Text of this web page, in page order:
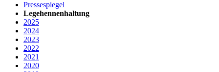
Pressespiegel
Legehennenhaltung
2025
2024
2023
2022
2021
2020